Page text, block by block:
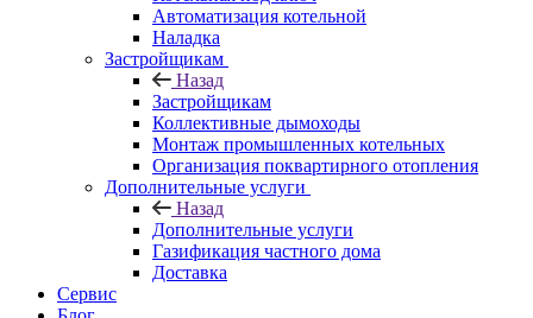
Автоматизация котельной
Наладка
Застройщикам
Назад
Застройщикам
Коллективные дымоходы
Монтаж промышленных котельных
Организация поквартирного отопления
Дополнительные услуги
Назад
Дополнительные услуги
Газификация частного дома
Доставка
Сервис